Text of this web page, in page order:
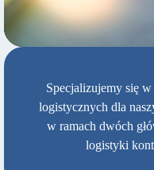
Specjalizujemy się
logistycznych dla
w ramach dwóch
logistyki